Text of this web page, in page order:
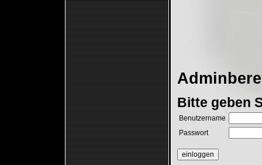
Bitte geben
Benutzername
Passwort